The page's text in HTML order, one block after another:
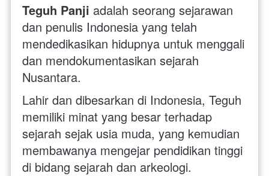
Teguh Panji adalah seorang sejarawan
dan penulis Indonesia yang telah
mendedikasikan hidupnya untuk menggali
dan mendokumentasikan sejarah
Nusantara.
Lahir dan dibesarkan di Indonesia, Teguh
memiliki minat yang besar terhadap
sejarah sejak usia muda, yang kemudian
membawanya mengejar pendidikan tinggi
di bidang sejarah dan arkeologi.